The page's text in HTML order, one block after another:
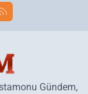
Gündem,